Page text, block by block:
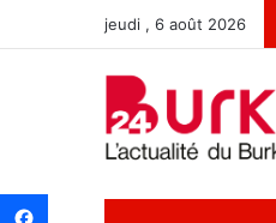
jeudi , 6 août 2026